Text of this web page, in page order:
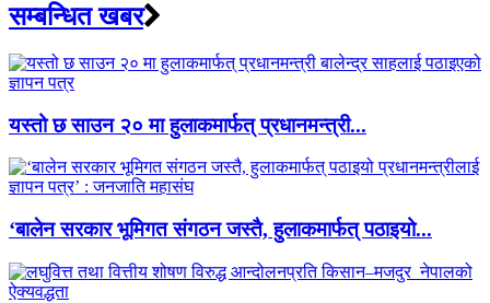
सम्बन्धित खबर
यस्तो छ साउन २० मा हुलाकमार्फत् प्रधानमन्त्री...
‘बालेन सरकार भूमिगत संगठन जस्तै, हुलाकमार्फत् पठाइयो...